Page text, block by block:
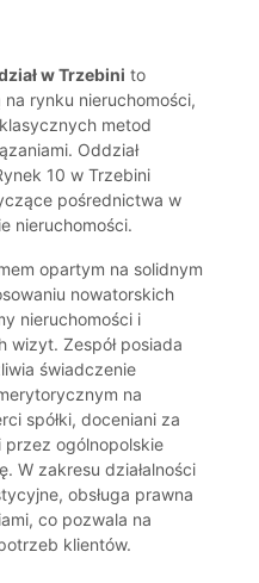
w Trzebini to
rynku nieruchomości,
metod
Oddział
10 w Trzebini
pośrednictwa w
nieruchomości.
opartym na solidnym
nowatorskich
nieruchomości i
wizyt. Zespół posiada
świadczenie
na
spółki, doceniani za
ogólnopolskie
W zakresu działalności
obsługa prawna
co pozwala na
klientów.